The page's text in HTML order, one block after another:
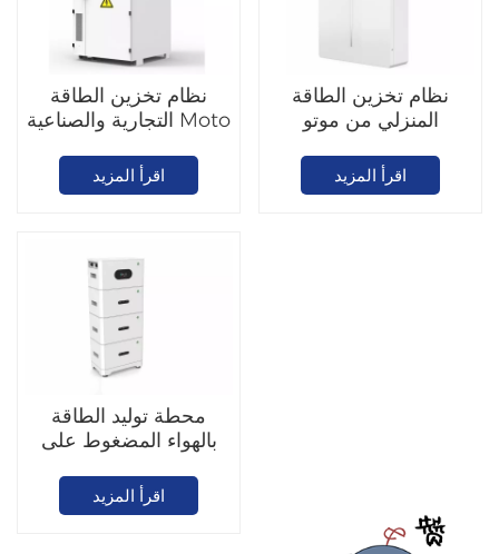
نظام تخزين الطاقة
التجارية والصناعية Moto
اقرأ المزيد
نظام تخزين الطاقة
المنزلي من موتو
ساعة
اقرأ المزيد
محطة توليد الطاقة
بالهواء المضغوط على
اقرأ المزيد